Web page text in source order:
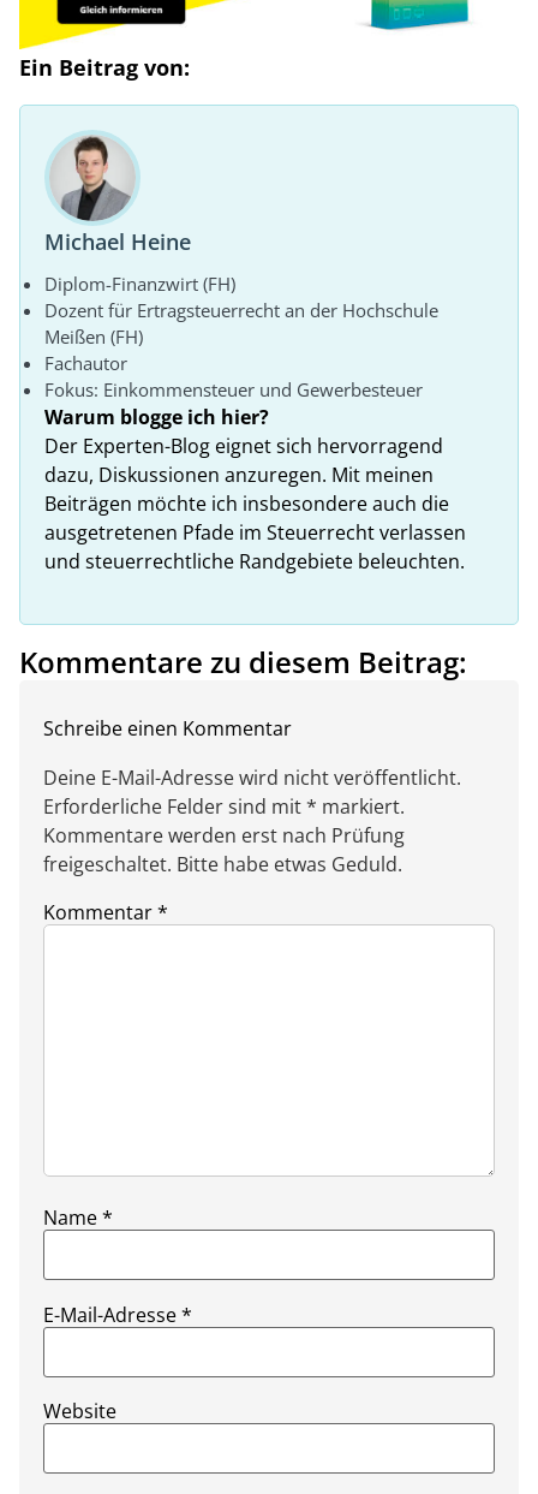
Ein Beitrag von:
Michael Heine
Diplom-Finanzwirt (FH)
Dozent für Ertragsteuerrecht an der Hochschule
Meißen (FH)
Fachautor
Fokus: Einkommensteuer und Gewerbesteuer
Warum blogge ich hier?
Der Experten-Blog eignet sich hervorragend
dazu, Diskussionen anzuregen. Mit meinen
Beiträgen möchte ich insbesondere auch die
ausgetretenen Pfade im Steuerrecht verlassen
und steuerrechtliche Randgebiete beleuchten.
Kommentare zu diesem Beitrag:
Schreibe einen Kommentar
Deine E-Mail-Adresse wird nicht veröffentlicht.
Erforderliche Felder sind mit * markiert.
Kommentare werden erst nach Prüfung
freigeschaltet. Bitte habe etwas Geduld.
Kommentar*
Name*
E-Mail-Adresse*
Website